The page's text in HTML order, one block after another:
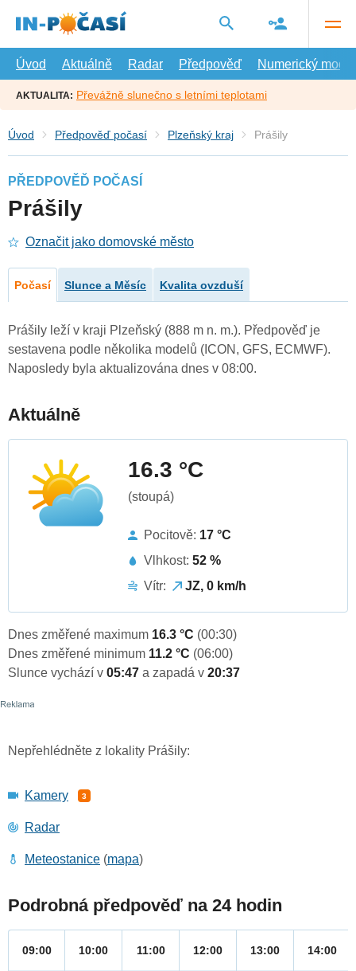
hlavní
Úvod
Aktuálně Radar Předpověď Numerický model
AKTUALITA: Převážně slunečno s letními teplotami
Úvod Předpověď počasí Plzeňský kraj Prášily
PŘEDPOVĚĎ POČASÍ
Prášily
Označit jako domovské město
Počasí Slunce a Měsíc Kvalita ovzduší
Prášily leží v kraji Plzeňský (888 m n. m.). Předpověď je
sestavena podle několika modelů (ICON, GFS, ECMWF).
Naposledy byla aktualizována dnes v 08:00.
Aktuálně
16.3 °C
(stoupá)
Pocitově: 17 °C
Vlhkost: 52 %
Vítr:
JZ, 0 km/h
Dnes změřené maximum 16.3 °C (00:30)
Dnes změřené minimum 11.2 °C (06:00)
Slunce vychází v 05:47 a zapadá v 20:37
Nepřehlédněte z lokality Prášily:
Kamery 3
Radar
Meteostanice (mapa)
Podrobná předpověď na 24 hodin
09:00 10:00 11:00 12:00 13:00 14:00